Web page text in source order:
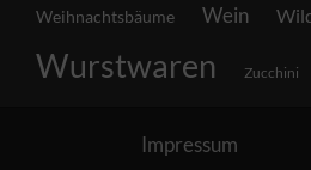
Weihnachtsbäume Wein
Wurstwaren Zucchini
Impressum